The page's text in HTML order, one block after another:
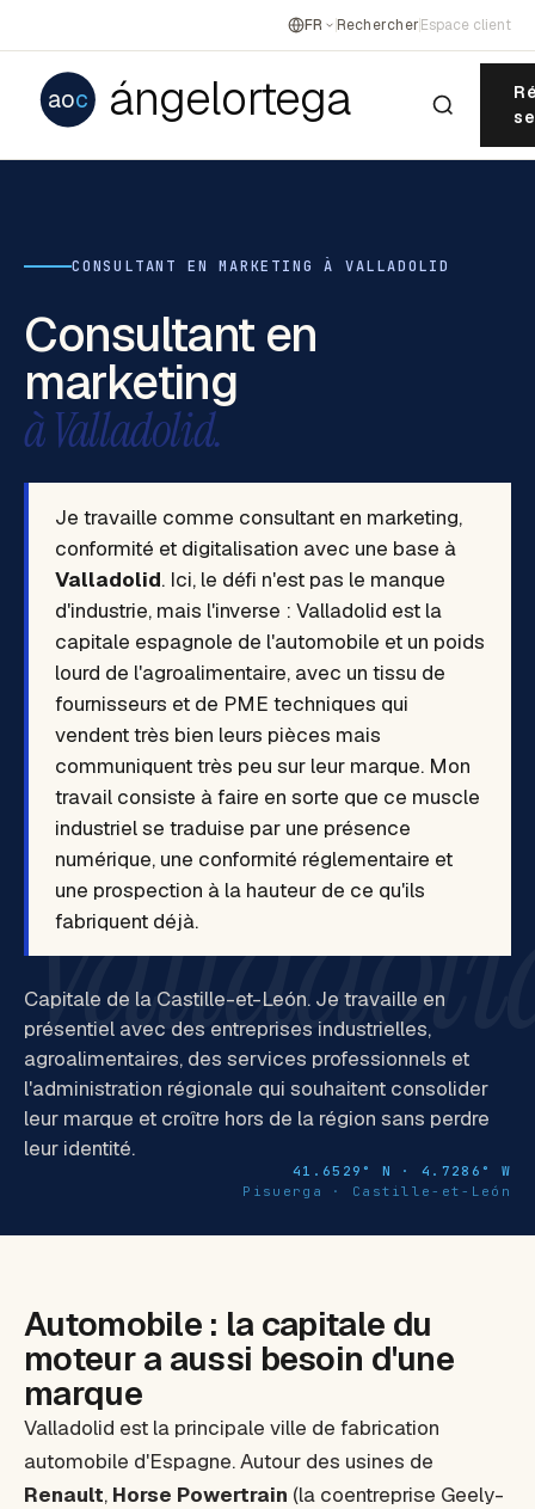
FR RechercherEspace client
aoc ángelortega
41.6529° N · 4.7286° W
Pisuerga · Castille-et-León
CONSULTANT EN MARKETING À VALLADOLID
Consultant en
marketing
à Valladolid.
Je travaille comme consultant en marketing,
conformité et digitalisation avec une base à
Valladolid. Ici, le défi n'est pas le manque
d'industrie, mais l'inverse : Valladolid est la
capitale espagnole de l'automobile et un poids
lourd de l'agroalimentaire, avec un tissu de
fournisseurs et de PME techniques qui
vendent très bien leurs pièces mais
communiquent très peu sur leur marque. Mon
travail consiste à faire en sorte que ce muscle
industriel se traduise par une présence
numérique, une conformité réglementaire et
une prospection à la hauteur de ce qu'ils
fabriquent déjà.
Capitale de la Castille-et-León. Je travaille en
présentiel avec des entreprises industrielles,
agroalimentaires, des services professionnels et
l'administration régionale qui souhaitent consolider
leur marque et croître hors de la région sans perdre
leur identité.
Automobile : la capitale du
moteur a aussi besoin d'une
marque
Valladolid est la principale ville de fabrication
automobile d'Espagne. Autour des usines de
Renault, Horse Powertrain (la coentreprise Geely-